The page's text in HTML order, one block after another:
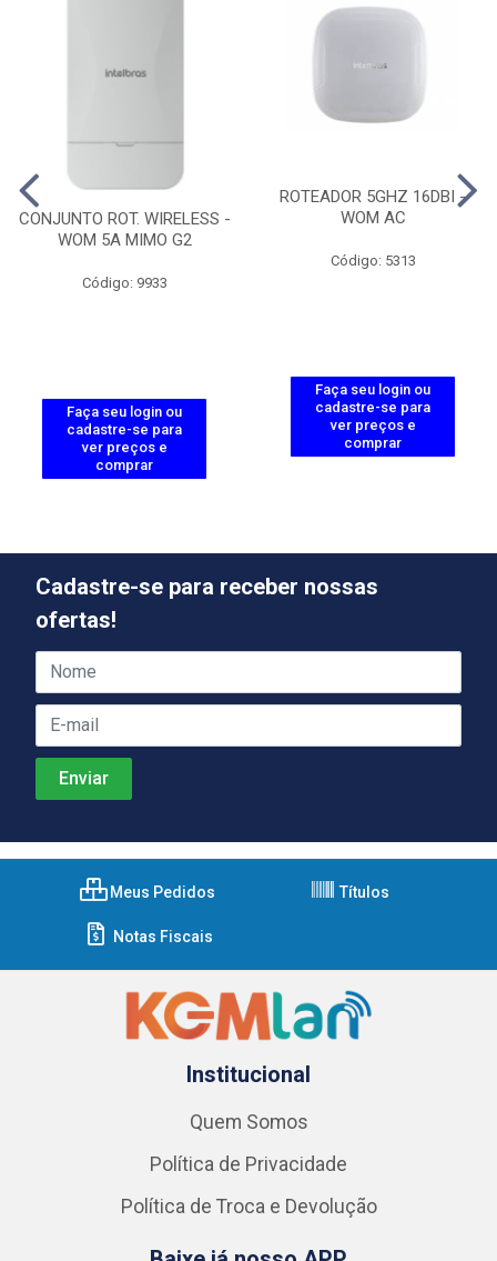
CONJUNTO ROT. WIRELESS -
WOM 5A MIMO G2
Código: 9933
Faça seu login ou
cadastre-se para
ver preços e
comprar
ROTEADOR 5GHZ 16DBI -
WOM AC
Código: 5313
Faça seu login ou
cadastre-se para
ver preços e
comprar
Cadastre-se para receber nossas
ofertas!
Meus Pedidos Títulos
Notas Fiscais
Institucional
Quem Somos
Política de Privacidade
Política de Troca e Devolução